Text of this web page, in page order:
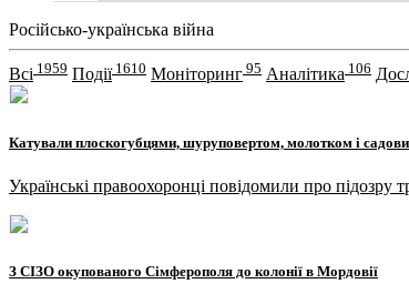
Російсько-українська війна
Всі 1959 Події1610 Моніторинг 95 Аналітика 106
Катували плоскогубцями, шуруповертом, молотком і
Українські правоохоронці повідомили про
З СІЗО окупованого Сімферополя до колонії в Мордовії